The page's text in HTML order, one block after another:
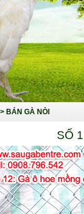
> BÁN GÀ NÒI
SỐ